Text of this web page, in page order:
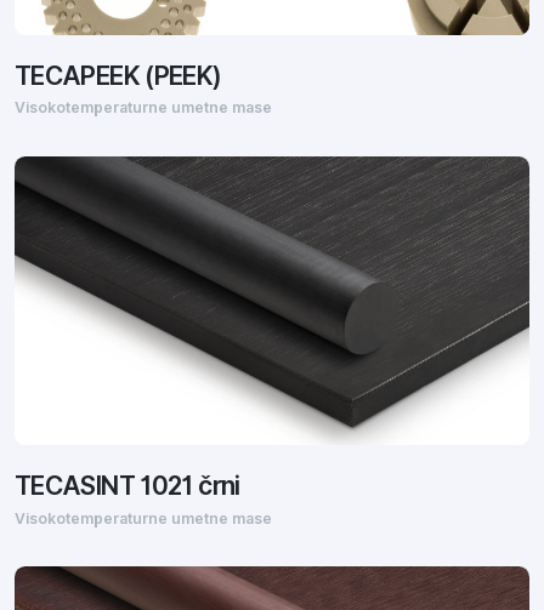
TECAPEEK (PEEK)
Visokotemperaturne umetne mase
TECASINT 1021 črni
Visokotemperaturne umetne mase